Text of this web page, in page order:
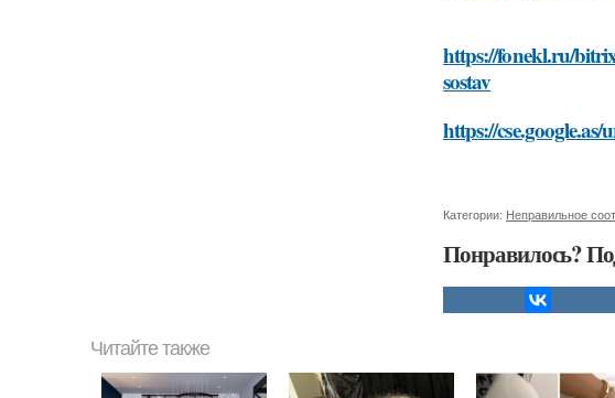
https://fonekl.ru/
sostav
https://
Категории: Неправильное
Понравилось?
Читайте также